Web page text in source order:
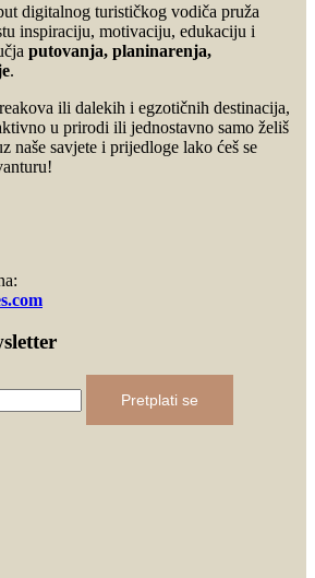
digitalnog turističkog vodiča pruža
inspiraciju, motivaciju, edukaciju i
putovanja, planinarenja,
.
ili dalekih i egzotičnih destinacija,
u prirodi ili jednostavno samo želiš
naše savjete i prijedloge lako ćeš se
Pretplati se